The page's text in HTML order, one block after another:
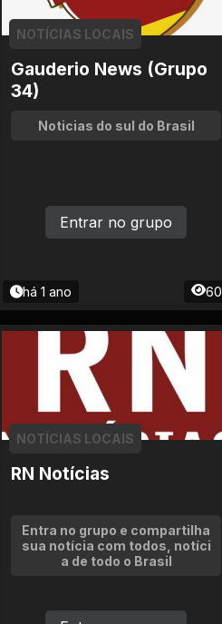
Gauderio News (Grupo
34)
NOTÍCIAS LOCAIS
Noticias do sul do Brasil
há 1 ano 60
Entrar no grupo
RN Notícias
NOTÍCIAS LOCAIS
Entra no grupo e compartilha
sua notícia com todos, notíci
a de todo o Brasil